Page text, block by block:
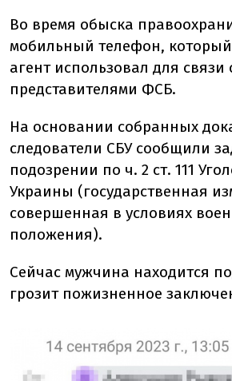
Во время обыска
мобильный телефон,
агент использовал для связи
представителями ФСБ.
На основании собранных
следователи СБУ сообщили
подозрении по ч. 2 ст. 111
Украины (государственная
совершенная в условиях
положения).
Сейчас мужчина находится
грозит пожизненное